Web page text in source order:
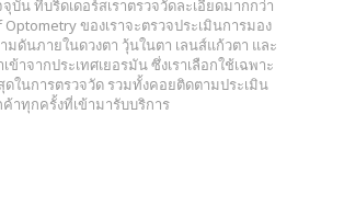
น ที่บริดเดอร์สเราตรวจวัดละเอียดมากกว่า
ของเราจะตรวจประเมินการมอง
มดันภายในดวงตา วุ้นในตา เลนส์แก้วตา และ
าจากประเทศเยอรมัน ซึ่งเราเลือกใช้เฉพาะ
นการตรวจวัด รวมทั้งคอยติดตามประเมิน
าทุกครั้งที่เข้ามารับบริการ